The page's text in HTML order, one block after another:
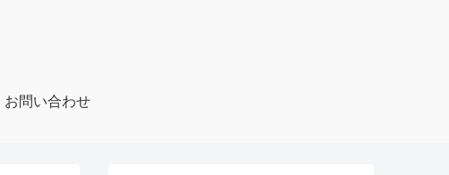
お問い合わせ